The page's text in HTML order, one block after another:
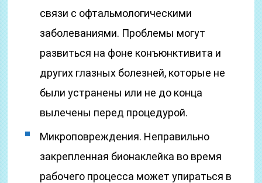
связи с офтальмологическими
заболеваниями. Проблемы могут
развиться на фоне конъюнктивита и
других глазных болезней, которые не
были устранены или не до конца
вылечены перед процедурой.
Микроповреждения. Неправильно
закрепленная бионаклейка во время
рабочего процесса может упираться в